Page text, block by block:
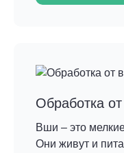
Обработка
Вши – это
Они живут и